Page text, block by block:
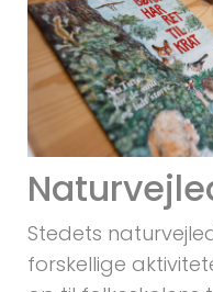
Stedets
forskellige